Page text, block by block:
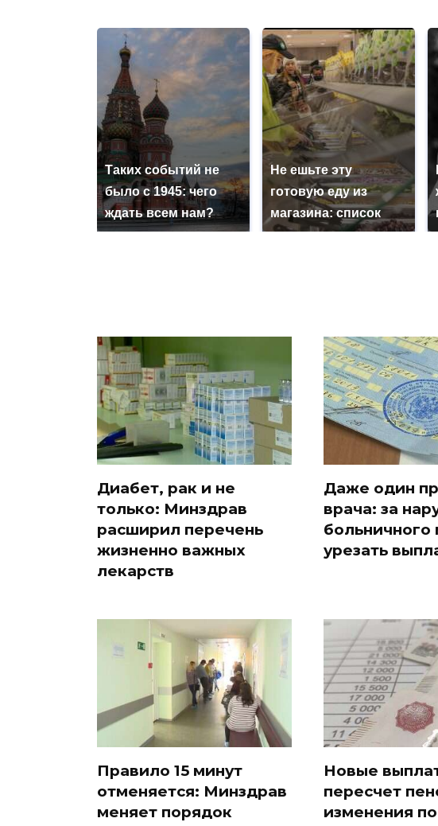
Таких событий не
было с 1945: чего
ждать всем нам?
Не ешьте эту
готовую еду из
магазина: список
Диабет, рак и не
только: Минздрав
расширил перечень
жизненно важных
лекарств
Даже один
врача: за
больничного
урезать
Правило 15 минут
отменяется: Минздрав
меняет порядок
Новые
пересчет
изменения